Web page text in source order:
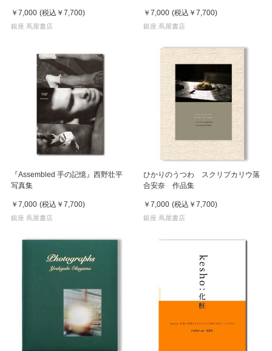
￥7,000 (税込 ￥7,700)
銀座 蔦屋書店
￥7,000 (税込 ￥7,700)
銀座 蔦屋書店
『Assembled 手の記憶』西野壮平
写真集
￥7,000 (税込 ￥7,700)
銀座 蔦屋書店
ひかりのうつわ スクリプカリウ落
合安奈 作品集
￥7,000 (税込 ￥7,700)
銀座 蔦屋書店